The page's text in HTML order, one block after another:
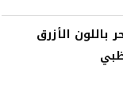
باللون الأزرق